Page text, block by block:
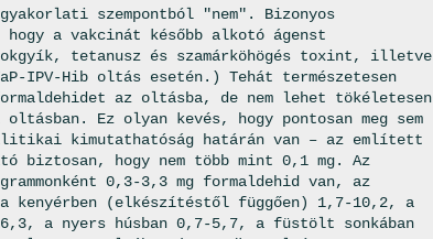
szempontból "nem". Bizonyos
a vakcinát később alkotó ágenst
tetanusz és szamárköhögés toxint, illetve
IPV-Hib oltás esetén.) Tehát természetesen
az oltásba, de nem lehet tökéletesen
Ez olyan kevés, hogy pontosan meg sem
kimutathatóság határán van – az említett
biztosan, hogy nem több mint 0,1 mg. Az
0,3-3,3 mg formaldehid van, az
kenyérben (elkészítéstől függően) 1,7-10,2, a
a nyers húsban 0,7-5,7, a füstölt sonkában